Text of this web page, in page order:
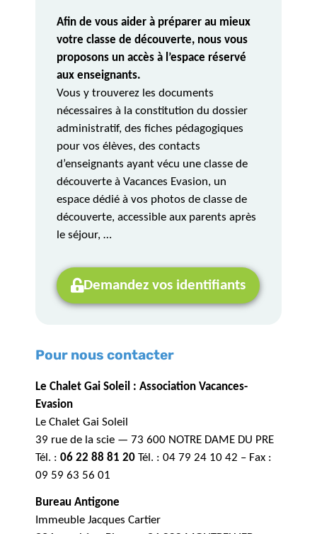
Afin de vous aider à préparer au mieux
votre classe de découverte, nous vous
proposons un accès à l’espace réservé
aux enseignants.
Vous y trouverez les documents
nécessaires à la constitution du dossier
administratif, des fiches pédagogiques
pour vos élèves, des contacts
d’enseignants ayant vécu une classe de
découverte à Vacances Evasion, un
espace dédié à vos photos de classe de
découverte, accessible aux parents après
le séjour, …
Demandez vos identifiants
Pour nous contacter
Le Chalet Gai Soleil : Association Vacances-
Evasion
Le Chalet Gai Soleil
39 rue de la scie — 73 600 NOTRE DAME DU PRE
Tél. : 06 22 88 81 20 Tél. : 04 79 24 10 42 – Fax :
09 59 63 56 01
Bureau Antigone
Immeuble Jacques Cartier